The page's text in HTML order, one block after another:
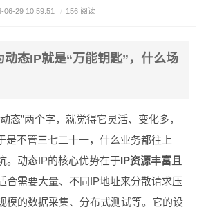
06-29 10:59:51 / 156 阅读
动态IP就是“万能钥匙”，什么场
态”两个字，就觉得它灵活、变化多，
是不管三七二十一，什么业务都往上
。动态IP的核心优势在于IP资源丰富且
合需要大量、不同IP地址来分散请求压
模的数据采集、分布式测试等。它的设